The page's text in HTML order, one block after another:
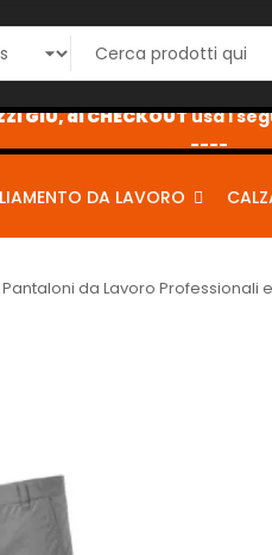
GIÙ, al CHECKOUTusa i
----
sconto2
sconto10
DA LAVORO
Pantaloni da Lavoro Professionali